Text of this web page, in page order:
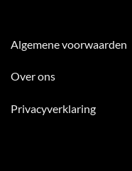
Algemene voorwaarden
Over ons
Privacyverklaring